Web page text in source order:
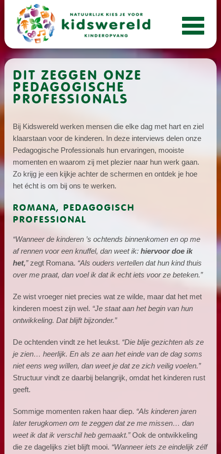
DIT ZEGGEN ONZE
PEDAGOGISCHE
PROFESSIONALS
Bij Kidswereld werken mensen die elke dag met hart en ziel
klaarstaan voor de kinderen. In deze interviews delen onze
Pedagogische Professionals hun ervaringen, mooiste
momenten en waarom zij met plezier naar hun werk gaan.
Zo krijg je een kijkje achter de schermen en ontdek je hoe
het écht is om bij ons te werken.
ROMANA, PEDAGOGISCH
PROFESSIONAL
“Wanneer de kinderen ’s ochtends binnenkomen en op me
af rennen voor een knuffel, dan weet ik:hiervoor doe ik
het,”zegt Romana. “Als ouders vertellen dat hun kind thuis
over me praat, dan voel ik dat ik echt iets voor ze beteken.”
Ze wist vroeger niet precies wat ze wilde, maar dat het met
kinderen moest zijn wel. “Je staat aan het begin van hun
ontwikkeling. Dat blijft bijzonder.”
De ochtenden vindt ze het leukst. “Die blije gezichten als ze
je zien… heerlijk. En als ze aan het einde van de dag soms
niet eens weg wíllen, dan weet je dat ze zich veilig voelen.”
Structuur vindt ze daarbij belangrijk, omdat het kinderen rust
geeft.
Sommige momenten raken haar diep. “Als kinderen jaren
later terugkomen om te zeggen dat ze me missen… dan
weet ik dat ik verschil heb gemaakt.”Ook de ontwikkeling
die ze dagelijks ziet blijft mooi. “Wanneer iets ze eindelijk zélf